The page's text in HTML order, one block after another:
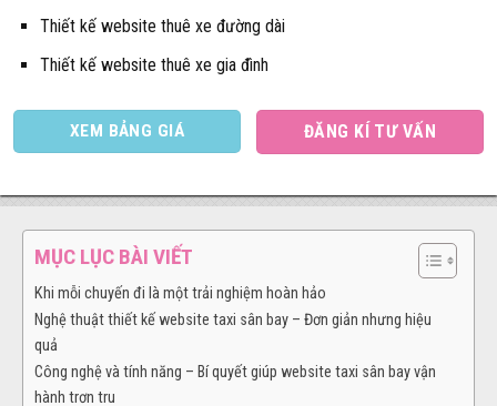
Thiết kế website thuê xe đường dài
Thiết kế website thuê xe gia đình
XEM BẢNG GIÁ ĐĂNG KÍ TƯ VẤN
MỤC LỤC BÀI VIẾT
Khi mỗi chuyến đi là một trải nghiệm hoàn hảo
Nghệ thuật thiết kế website taxi sân bay – Đơn giản nhưng hiệu
quả
Công nghệ và tính năng – Bí quyết giúp website taxi sân bay vận
hành trơn tru